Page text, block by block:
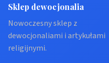
Sklep dewocjonalia
Nowoczesny sklep z
dewocjonaliami i artykułami
religijnymi.